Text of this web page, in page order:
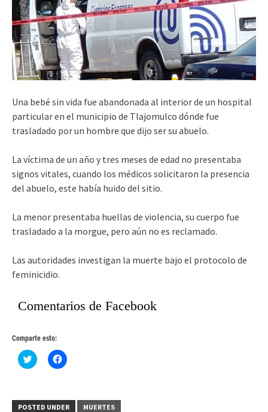
Una bebé sin vida fue abandonada al interior de un hospital
particular en el municipio de Tlajomulco dónde fue
trasladado por un hombre que dijo ser su abuelo.
La víctima de un año y tres meses de edad no presentaba
signos vitales, cuando los médicos solicitaron la presencia
del abuelo, este había huido del sitio.
La menor presentaba huellas de violencia, su cuerpo fue
trasladado a la morgue, pero aún no es reclamado.
Las autoridades investigan la muerte bajo el protocolo de
feminicidio.
Comentarios de Facebook
Comparte esto:
Haz
clic
(Se
Haz
clic
(Se
POSTED UNDER MUERTES